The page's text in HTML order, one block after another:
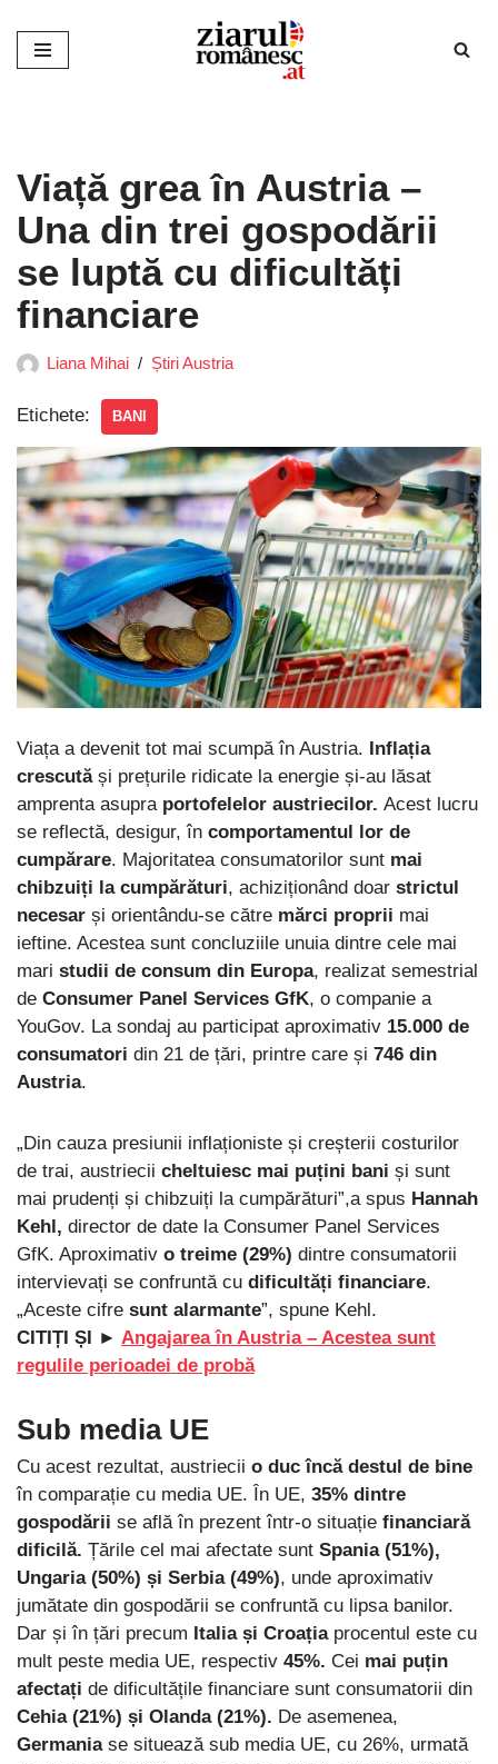
Sari
Viață grea în Austria –
Una din trei gospodării
se luptă cu dificultăți
financiare
Liana Mihai Știri Austria
Etichete: BANI
Viața a devenit tot mai scumpă în Austria. Inflația
crescutăși prețurile ridicate la energie și-au lăsat
amprenta asupra portofelelor austriecilor. Acest lucru
se reflectă, desigur, în comportamentul lor de
cumpărare. Majoritatea consumatorilor sunt mai
chibzuiți la cumpărături, achiziționând doar strictul
necesar și orientându-se către mărci proprii mai
ieftine. Acestea sunt concluziile unuia dintre cele mai
mari studii de consum din Europa, realizat semestrial
de Consumer Panel Services GfK, o companie a
YouGov. La sondaj au participat aproximativ 15.000 de
consumatori din 21 de țări, printre care și 746 din
Austria.
„Din cauza presiunii inflaționiste și creșterii costurilor
de trai, austriecii cheltuiesc mai puțini bani și sunt
mai prudenți și chibzuiți la cumpărături”,a spus Hannah
Kehl, director de date la Consumer Panel Services
GfK. Aproximativ o treime (29%) dintre consumatorii
intervievați se confruntă cu dificultăți financiare.
„Aceste cifre sunt alarmante”, spune Kehl.
CITIȚI ȘI ► Angajarea în Austria – Acestea sunt
regulile perioadei de probă
Sub media UE
Cu acest rezultat, austriecii o duc încă destul de bine
în comparație cu media UE. În UE, 35% dintre
gospodării se află în prezent într-o situație financiară
dificilă. Țările cel mai afectate sunt Spania (51%),
Ungaria (50%) și Serbia (49%), unde aproximativ
jumătate din gospodării se confruntă cu lipsa banilor.
Dar și în țări precum Italia și Croațiaprocentul este cu
mult peste media UE, respectiv 45%. Cei mai puțin
afectați de dificultățile financiare sunt consumatorii din
Cehia (21%) și Olanda (21%). De asemenea,
Germaniase situează sub media UE, cu 26%, urmată